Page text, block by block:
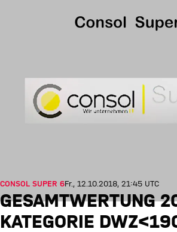
CONSOL SUPER 6Fr., 12.10.2018, 21:45 UTC
GESAMTWERTUNG
KATEGORIE